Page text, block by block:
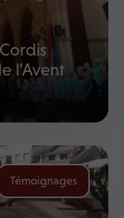
l’Avent
Témoignages